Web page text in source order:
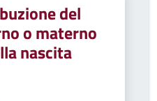
del
o materno
nascita